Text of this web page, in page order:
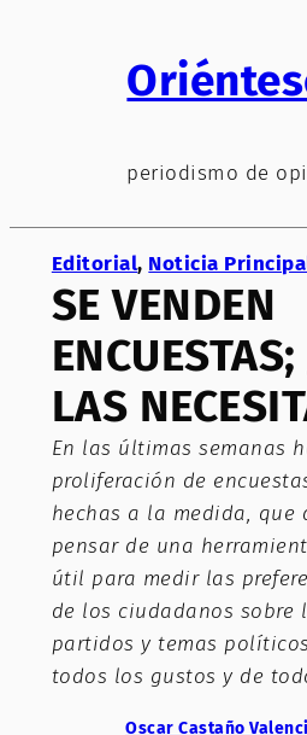
periodismo de
Editorial, Noticia
SE VENDEN
LAS
En las últimas semanas
proliferación de
hechas a la medida, que
pensar de una
útil para medir las
de los ciudadanos sobre
partidos y temas
todos los gustos y de
Oscar Castaño